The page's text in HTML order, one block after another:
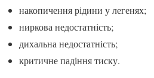
накопичення рідини у легенях;
ниркова недостатність;
дихальна недостатність;
критичне падіння тиску.